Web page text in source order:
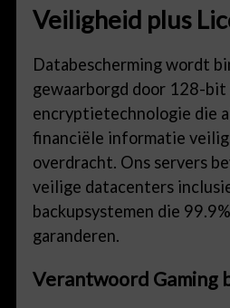
Veiligheid plus
Databescherming wordt
gewaarborgd door 128-bit
encryptietechnologie die
financiële informatie
overdracht. Ons servers
veilige datacenters
backupsystemen die
garanderen.
Verantwoord Gaming